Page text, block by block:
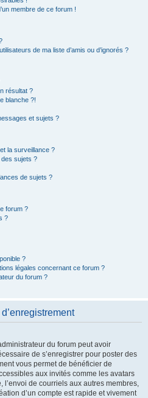
membre de ce forum !
de ma liste d’amis ou d’ignorés ?
résultat ?
blanche ?!
et sujets ?
la surveillance ?
sujets ?
de sujets ?
forum ?
?
?
légales concernant ce forum ?
du forum ?
du forum peut avoir
de s’enregistrer pour poster des
vous permet de bénéficier de
aux invités comme les avatars
de courriels aux autres membres,
d’un compte est rapide et vivement